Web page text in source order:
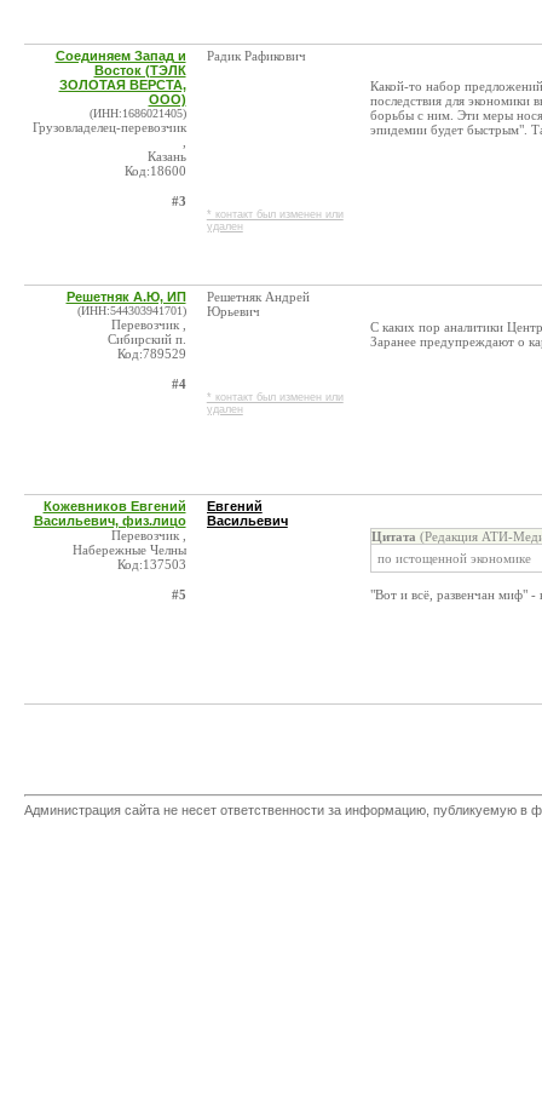
Соединяем Запад и
Восток (ТЭЛК
ЗОЛОТАЯ ВЕРСТА,
ООО)
(ИНН:1686021405)
Грузовладелец-перевозчик
Казань
Код:18600
#3
Радик Рафикович
* контакт был изменен или
удален
Какой-то набор
последствия для экономики
борьбы с ним. Эти меры
эпидемии будет быстрым".
Решетняк А.Ю, ИП
(ИНН:544303941701)
Перевозчик ,
Сибирский п.
Код:789529
#4
Решетняк Андрей
Юрьевич
* контакт был изменен или
удален
С каких пор аналитики
Заранее предупреждают о
Кожевников Евгений
Васильевич, физ.лицо
Перевозчик ,
Набережные Челны
Код:137503
#5
Евгений
Васильевич
Цитата (Редакция АТИ-
по истощенной экономике
"Вот и всё, развенчан миф" -
Администрация сайта не несет ответственности за информацию, публикуемую